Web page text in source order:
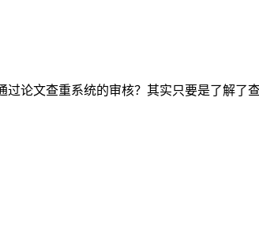
论文查重系统的审核？其实只要是了解了